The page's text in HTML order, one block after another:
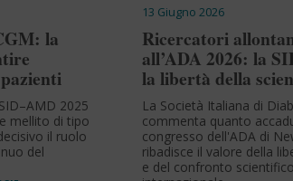
la
2025
mellito di tipo
il ruolo
del
13 Giugno 2026
Ricercatori
all’ADA 2026: la
la libertà della
La Società Italiana di
commenta quanto
congresso dell'ADA di
ribadisce il valore della
e del confronto scientifico